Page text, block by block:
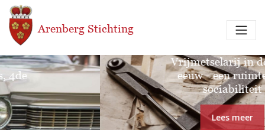
Overslaan en naar de inhoud gaan
Arenberg Stichting
Vrijmetselarij in de 18de
eeuw - een ruimte van
sociabiliteit
Lees meer